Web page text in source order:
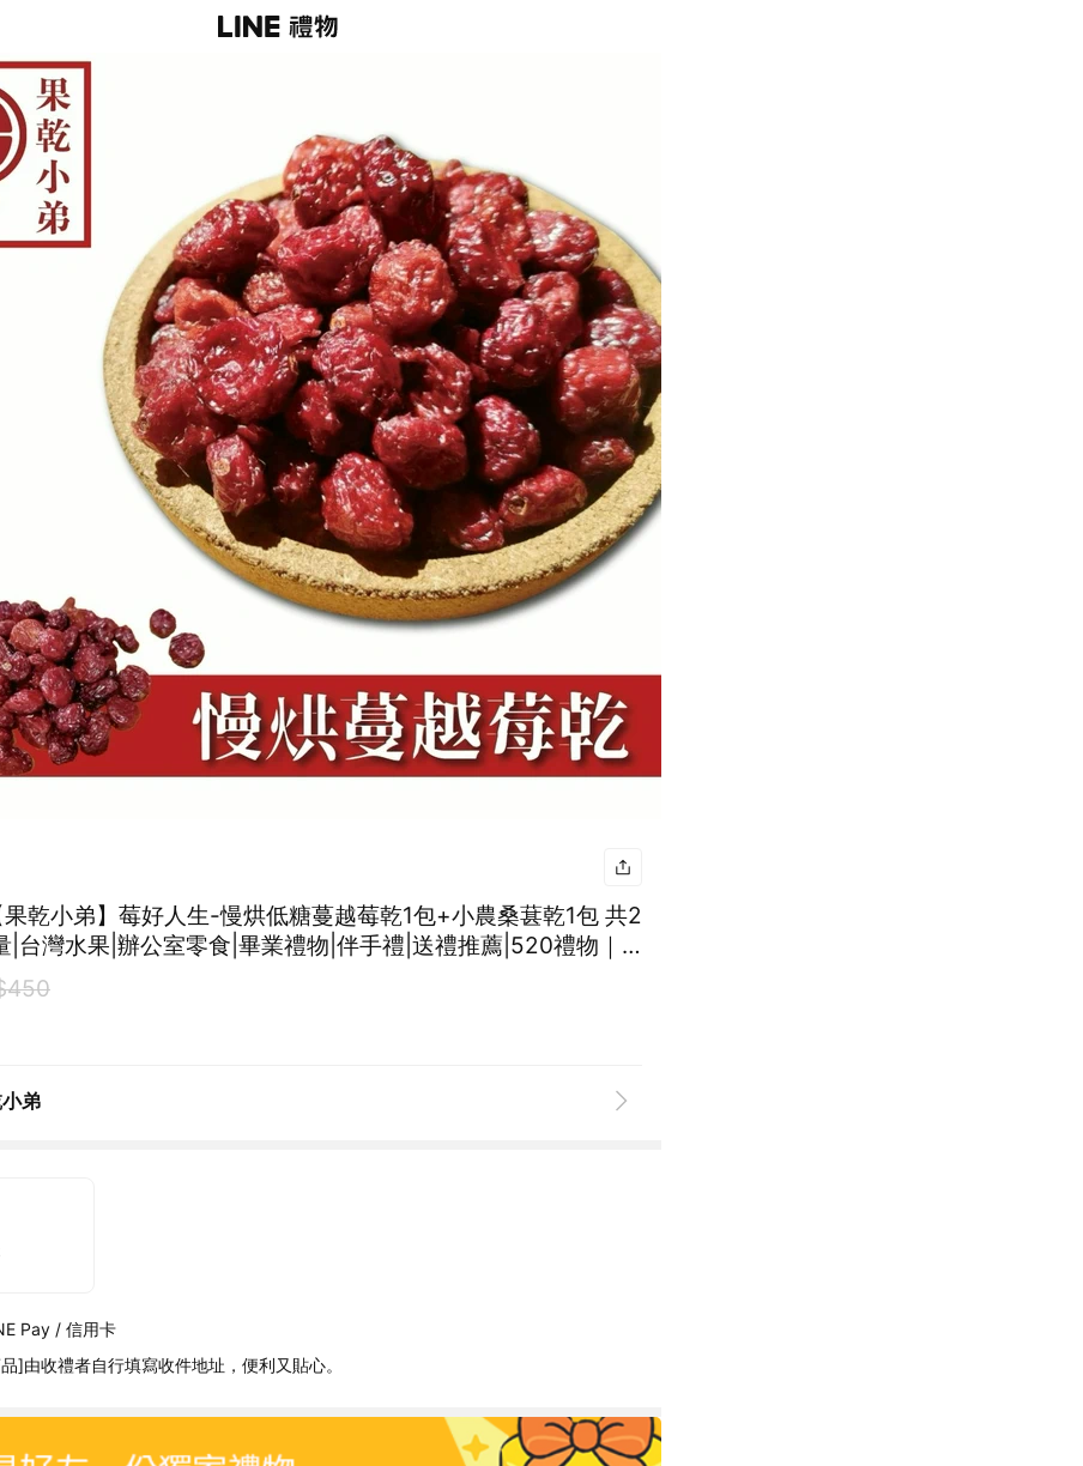
乾小弟】莓好人生-慢烘低糖蔓越莓乾1包+小農桑葚乾1包 共2
|台灣水果|辦公室零食|畢業禮物|伴手禮|送禮推薦|520禮物｜
為你打氣
弟
Pay / 信用卡
]由收禮者自行填寫收件地址，便利又貼心。